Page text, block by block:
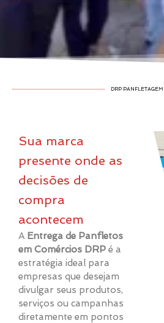
DRP PANFLETAGEM
Sua marca
presente onde as
decisões de
compra
acontecem
A Entrega de Panfletos
em Comércios DRP é a
estratégia ideal para
empresas que desejam
divulgar seus produtos,
serviços ou campanhas
diretamente em pontos